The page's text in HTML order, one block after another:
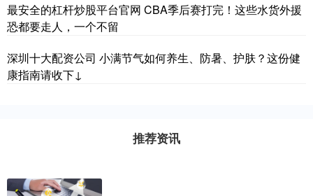
最安全的杠杆炒股平台官网 CBA季后赛打完！这些水货外援
恐都要走人，一个不留
深圳十大配资公司 小满节气如何养生、防暑、护肤？这份健
康指南请收下↓
推荐资讯